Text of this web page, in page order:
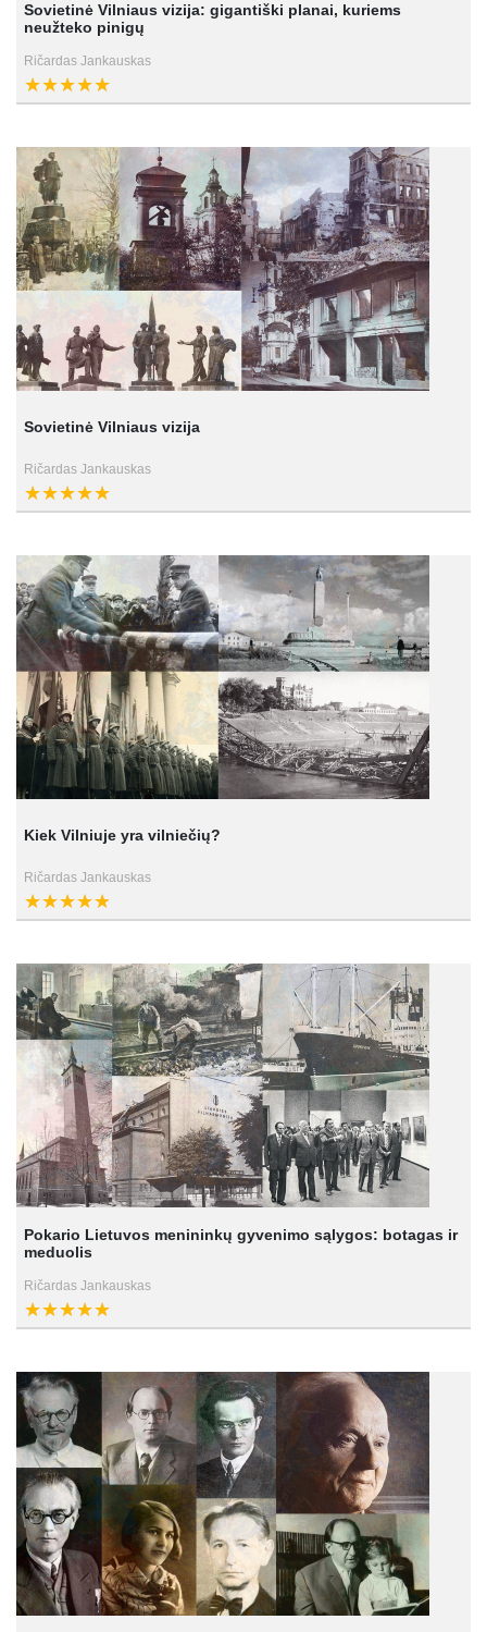
Sovietinė Vilniaus vizija: gigantiški planai, kuriems
neužteko pinigų
Ričardas Jankauskas
Sovietinė Vilniaus vizija
Ričardas Jankauskas
Kiek Vilniuje yra vilniečių?
Ričardas Jankauskas
Pokario Lietuvos menininkų gyvenimo sąlygos: botagas ir
meduolis
Ričardas Jankauskas